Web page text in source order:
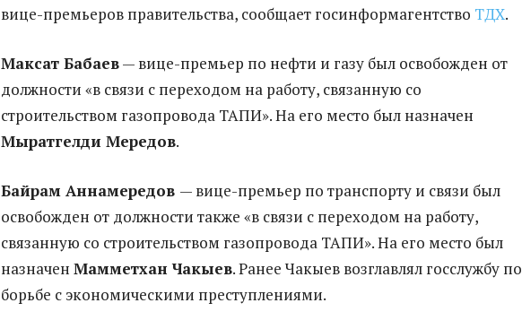
вице-премьеров правительства, сообщает госинформагентство ТДХ.
Максат Бабаев— вице-премьер по нефти и газу был освобожден от
должности «в связи с переходом на работу, связанную со
строительством газопровода ТАПИ». На его место был назначен
Мыратгелди Мередов.
Байрам Аннамередов — вице-премьер по транспорту и связи был
освобожден от должности также «в связи с переходом на работу,
связанную со строительством газопровода ТАПИ». На его место был
назначен Мамметхан Чакыев. Ранее Чакыев возглавлял госслужбу по
борьбе с экономическими преступлениями.